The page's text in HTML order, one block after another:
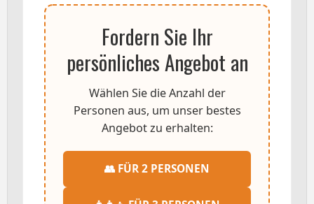
Fordern Sie Ihr
persönliches Angebot an
Wählen Sie die Anzahl der
Personen aus, um unser bestes
Angebot zu erhalten:
👥 FÜR 2 PERSONEN